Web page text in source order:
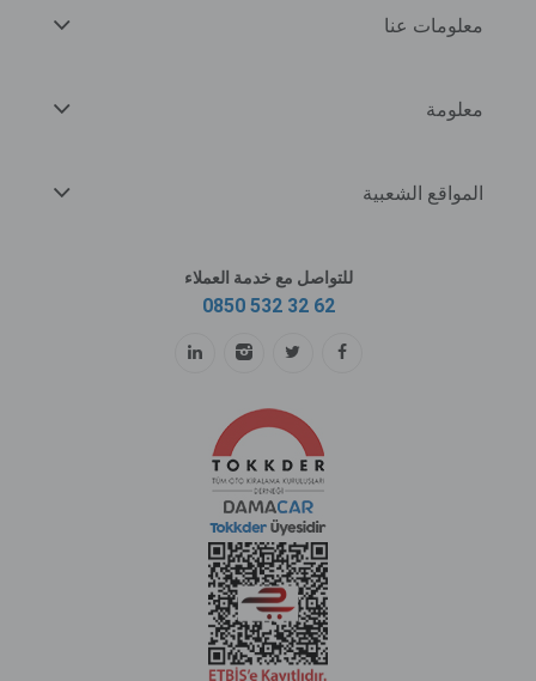
معلومات عنا
معلومة
المواقع الشعبية
للتواصل مع خدمة العملاء
0850 532 32 62